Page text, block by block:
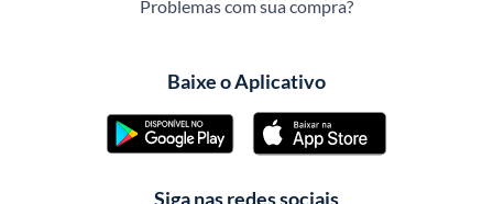
Problemas com sua compra?
Baixe o Aplicativo
Siga nas redes sociais